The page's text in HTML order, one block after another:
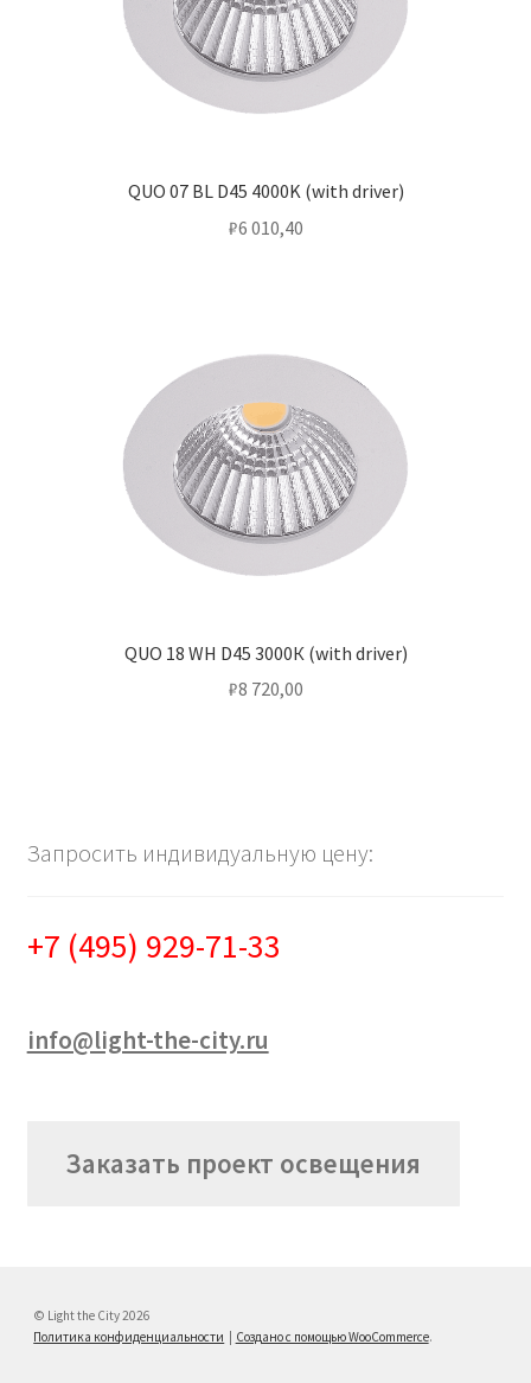
QUO 07 BL D45 4000K (with driver)
₽6 010,40
QUO 18 WH D45 3000К (with driver)
₽8 720,00
Запросить индивидуальную цену:
+7 (495) 929-71-33
info@light-the-city.ru
Заказать проект освещения
© Light the City 2026
Политика конфиденциальности
Создано с помощью WooCommerce.